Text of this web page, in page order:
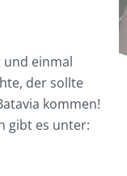
und einmal
der sollte
kommen!
gibt es unter: